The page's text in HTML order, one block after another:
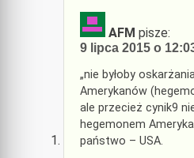
AFM pisze:
9 lipca 2015 o
„nie byłoby
Amerykanów
ale przecież cynik9
hegemonem
państwo – USA.